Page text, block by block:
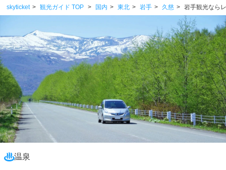
skyticket 観光ガイド TOP 国内 東北 岩手 久慈 岩手観光なら
温泉